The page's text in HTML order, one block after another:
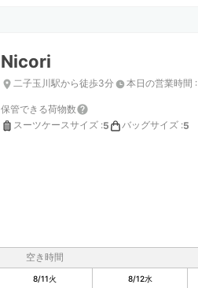
Nicori
二子玉川駅から徒歩3分 本日の営業時間 :
保管できる荷物数
スーツケースサイズ :5 バッグサイズ :5
空き時間
8/11火 8/12水